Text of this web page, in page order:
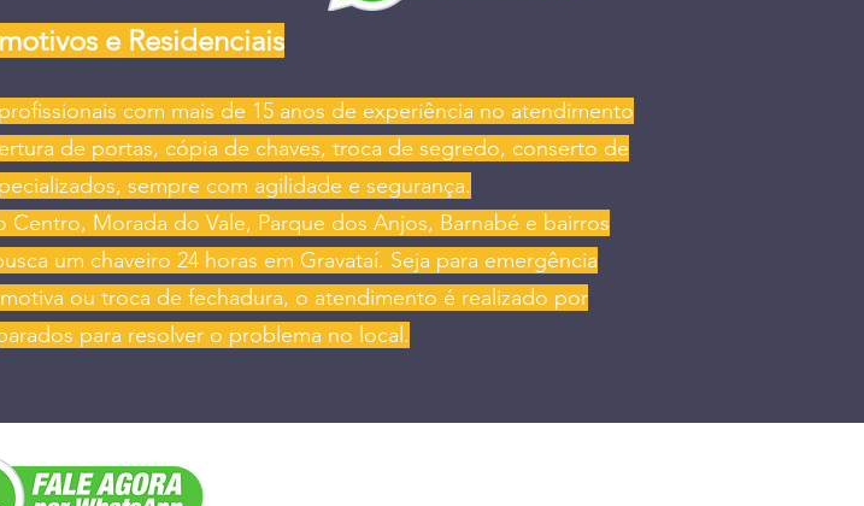
e Residenciais​
com mais de 15 anos de experiência no atendimento
de portas, cópia de chaves, troca de segredo, conserto de
sempre com agilidade e segurança.
Morada do Vale, Parque dos Anjos, Barnabé e bairros
um chaveiro 24 horas em Gravataí. Seja para emergência
ou troca de fechadura, o atendimento é realizado por
para resolver o problema no local.